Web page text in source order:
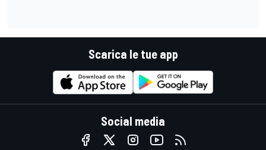
Scarica le tue app
Social media